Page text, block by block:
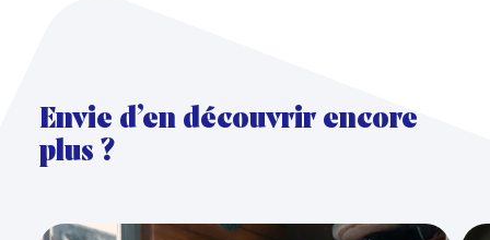
Envie d’en découvrir encore
plus ?